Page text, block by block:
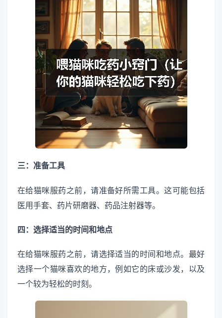
三：准备工具
在给猫咪服药之前，请准备好所需工具。这可能包括
医用手套、药片研磨器、药品注射器等。
四：选择适当的时间和地点
在给猫咪服药之前，请选择适当的时间和地点。最好
选择一个猫咪喜欢的地方，例如它的床或沙发，以及
一个较为轻松的时刻。